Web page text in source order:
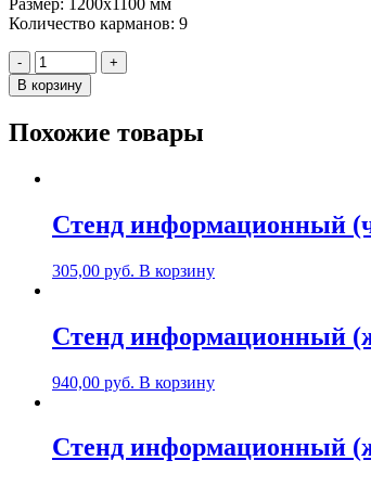
Размер: 1200х1100 мм
Количество карманов: 9
Количество
Стенд
с
карманами,
пластик
-
+
В корзину
Похожие товары
Стенд информационный
305,00 руб. В корзину
Стенд информационный
940,00 руб. В корзину
Стенд информационный